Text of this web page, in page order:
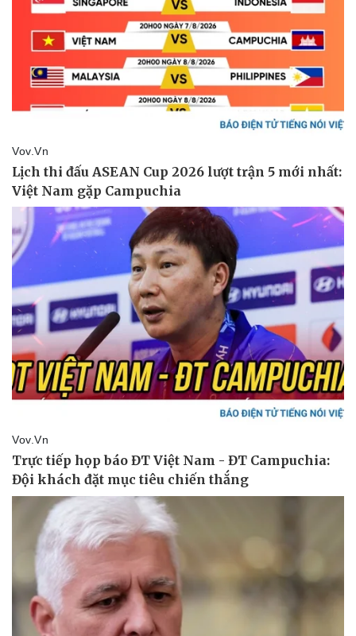
Pháp luật
Vụ án
Tin nóng
Tư vấn luật
Quân sự - Quốc phòng
Vũ khí
Việt Nam
Phân tích